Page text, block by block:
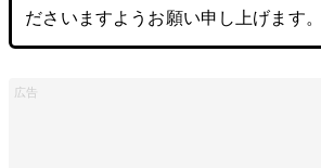
ださいますようお願い申し上げます。